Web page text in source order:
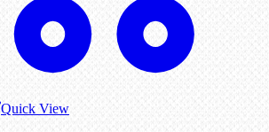
Quick View